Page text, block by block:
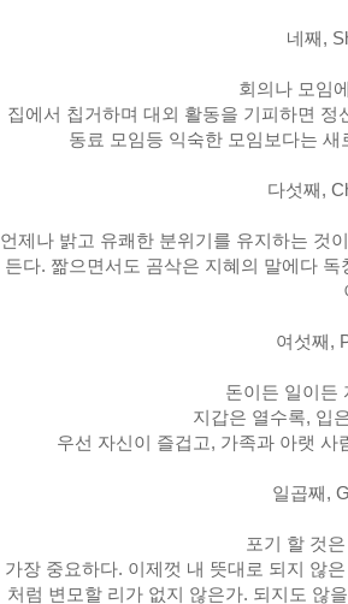
네째,
회의나 모임
집에서 칩거하며 대외 활동을 기피하면
동료 모임등 익숙한 모임보다는
다섯째,
언제나 밝고 유쾌한 분위기를 유지하는 것
든다. 짦으면서도 곰삭은 지혜의 말에다
여섯째,
돈이든 일이든
지갑은 열수록, 입
우선 자신이 즐겁고, 가족과 아랫
일곱째,
포기 할 것
가장 중요하다. 이제껏 내 뜻대로 되지 않
처럼 변모할 리가 없지 않은가. 되지도 않